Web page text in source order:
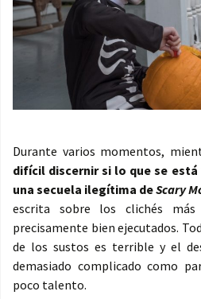
Durante varios momentos,
difícil discernir si lo que se
una secuela ilegítima deScary
escrita sobre los clichés
precisamente bien ejecutados.
de los sustos es terrible y el
demasiado complicado como
poco talento.